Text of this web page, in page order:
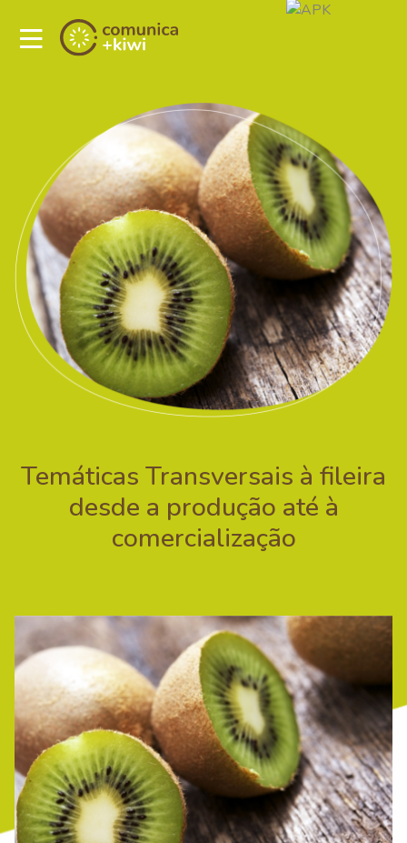
Temáticas Transversais à fileira
desde a produção até à
comercialização